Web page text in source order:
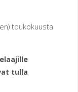
toukokuusta
tulla